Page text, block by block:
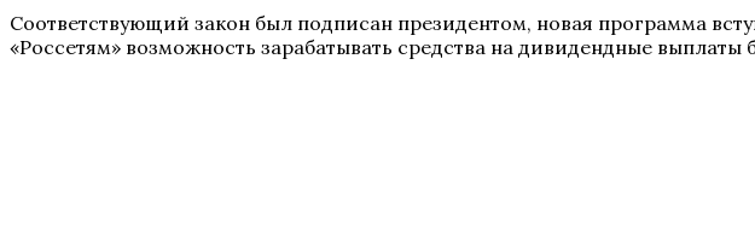
Соответствующий закон был подписан президентом, новая программа
«Россетям» возможность зарабатывать средства на дивидендные